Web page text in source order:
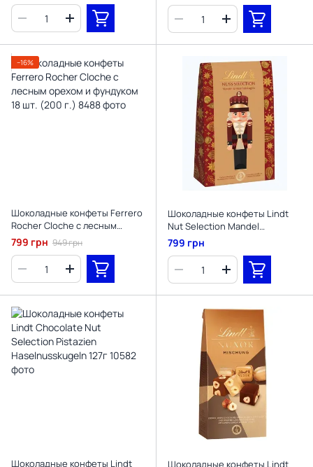
−16%
Шоколадные конфеты Ferrero
Rocher Cloche с лесным
орехом и фундуком 18 шт.
(200 г.)
799 грн 949 грн
Шоколадные конфеты Lindt
Nut Selection Mandel
Haselnusskugeln 127г
799 грн
Шоколадные конфеты Lindt
Шоколадные конфеты Lindt